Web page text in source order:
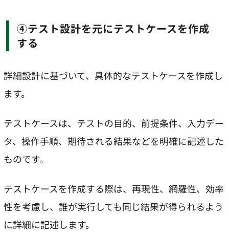
④テスト設計を元にテストケースを作成
する
詳細設計に基づいて、具体的なテストケースを作成し
ます。
テストケースは、テストの目的、前提条件、入力デー
タ、操作手順、期待される結果などを明確に記述した
ものです。
テストケースを作成する際は、再現性、網羅性、効率
性を考慮し、誰が実行しても同じ結果が得られるよう
に詳細に記述します。